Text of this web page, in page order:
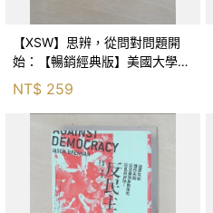
【XSW】思辨，從問對問題開
始：【暢銷經典版】美國大學邏
輯思考聖經_尼爾．布朗, 史都
華．基里, 羅耀宗, 蔡宏明, 黃賓
NT$ 259